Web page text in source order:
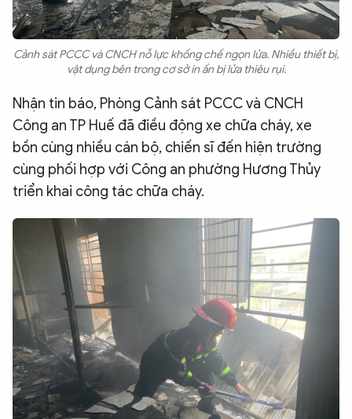
Cảnh sát PCCC và CNCH nỗ lực khống chế ngọn lửa. Nhiều thiết bị,
vật dụng bên trong cơ sở in ấn bị lửa thiêu rụi.
Nhận tin báo, Phòng Cảnh sát PCCC và CNCH
Công an TP Huế đã điều động xe chữa cháy, xe
bồn cùng nhiều cán bộ, chiến sĩ đến hiện trường
cùng phối hợp với Công an phường Hương Thủy
triển khai công tác chữa cháy.